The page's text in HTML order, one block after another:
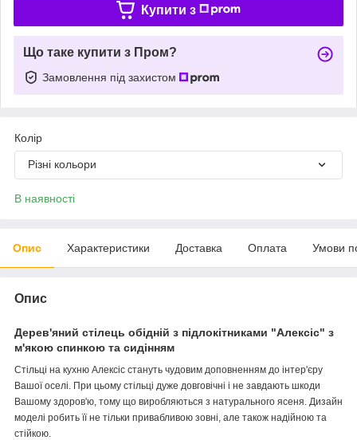
Купити з
Що таке купити з Пром?
Замовлення під захистом
Колір
Різні кольори
В наявності
Опис Характеристики Доставка Оплата Умови
Опис
Дерев'яний стілець обідній з підлокітниками "Алексіс" з
м'якою спинкою та сидінням
Стільці на кухню Алексіс стануть чудовим доповненням до інтер'єру
Вашої оселі. При цьому стільці дуже довговічні і не завдають шкоди
Вашому здоров'ю, тому що виробляються з натурального ясеня. Дизайн
моделі робить її не тільки привабливою зовні, але також надійною та
стійкою.